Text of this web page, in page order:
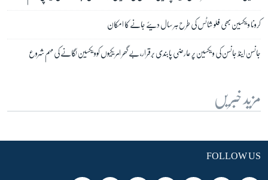
کرونا ویکسین بھی فلو شاٹس کی طرح ہر سال دیئے جانے کا امکان
جانسن اینڈ جانسن کی ویکسین پر عارضی پابندی برقرار، بے گھر امریکیوں کوویکسین لگانے کی مہم شروع
مزید خبریں
FOLLOW US